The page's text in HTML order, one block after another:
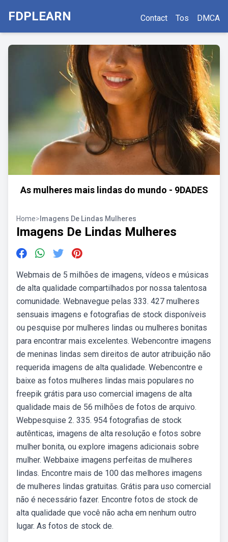
FDPLEARN Contact Tos DMCA
As mulheres mais lindas do mundo - 9DADES
Home> Imagens De Lindas Mulheres
Imagens De Lindas Mulheres
Webmais de 5 milhões de imagens, vídeos e músicas
de alta qualidade compartilhados por nossa talentosa
comunidade. Webnavegue pelas 333. 427 mulheres
sensuais imagens e fotografias de stock disponíveis
ou pesquise por mulheres lindas ou mulheres bonitas
para encontrar mais excelentes. Webencontre imagens
de meninas lindas sem direitos de autor atribuição não
requerida imagens de alta qualidade. Webencontre e
baixe as fotos mulheres lindas mais populares no
freepik grátis para uso comercial imagens de alta
qualidade mais de 56 milhões de fotos de arquivo.
Webpesquise 2. 335. 954 fotografias de stock
autênticas, imagens de alta resolução e fotos sobre
mulher bonita, ou explore imagens adicionais sobre
mulher. Webbaixe imagens perfeitas de mulheres
lindas. Encontre mais de 100 das melhores imagens
de mulheres lindas gratuitas. Grátis para uso comercial
não é necessário fazer. Encontre fotos de stock de
alta qualidade que você não acha em nenhum outro
lugar. As fotos de stock de.